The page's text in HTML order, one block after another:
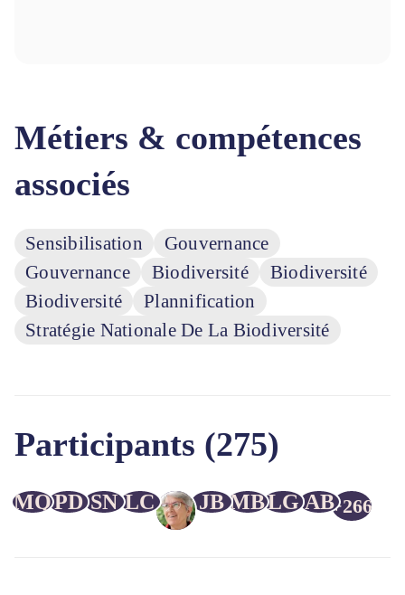
Métiers & compétences
associés
Sensibilisation
Gouvernance
Gouvernance
Biodiversité
Biodiversité
Biodiversité
Plannification
Stratégie Nationale De La Biodiversité
Participants (275)
+266
AB
LG
MB
JB
LC
SN
PD
MQ